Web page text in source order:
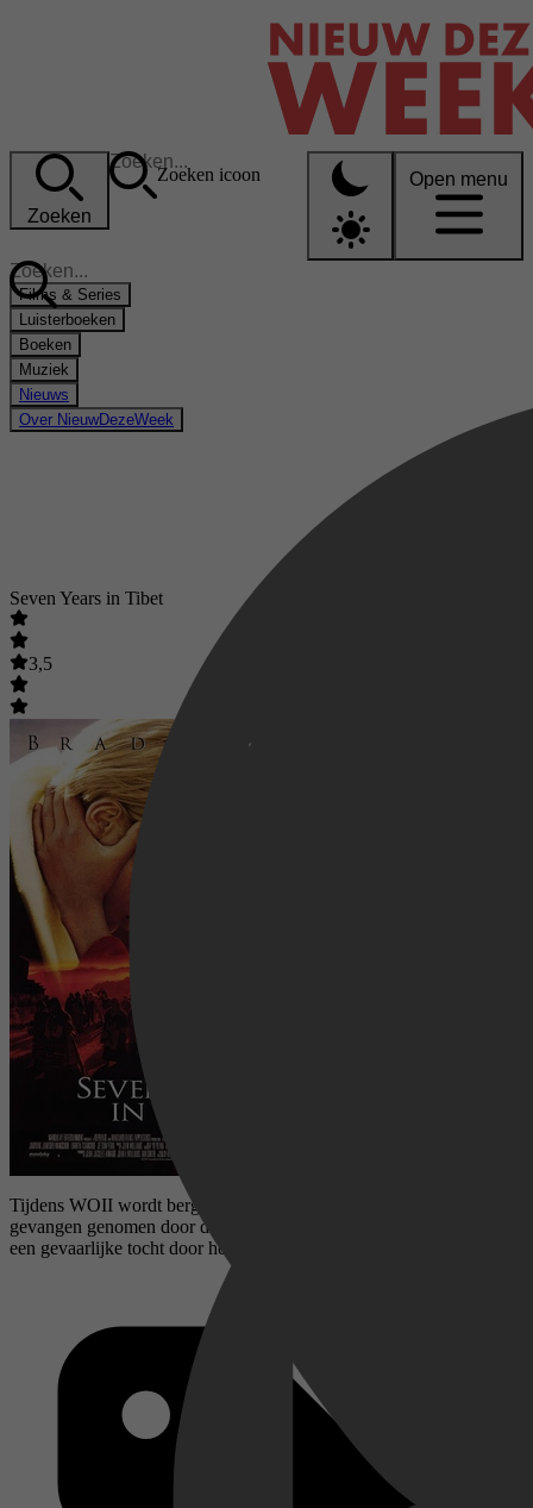
Zoeken
Zoeken icoon Open menu
Films & Series
Luisterboeken
Boeken
Muziek
Nieuws
Over NieuwDezeWeek
Seven Years in Tibet
3,5
Tijdens WOII wordt bergbeklimmer Heinrich Harrer in India
gevangen genomen door de Britten. Hij kan ontsnappen en maakt
een gevaarlijke tocht door het Himalaya-gebergte.